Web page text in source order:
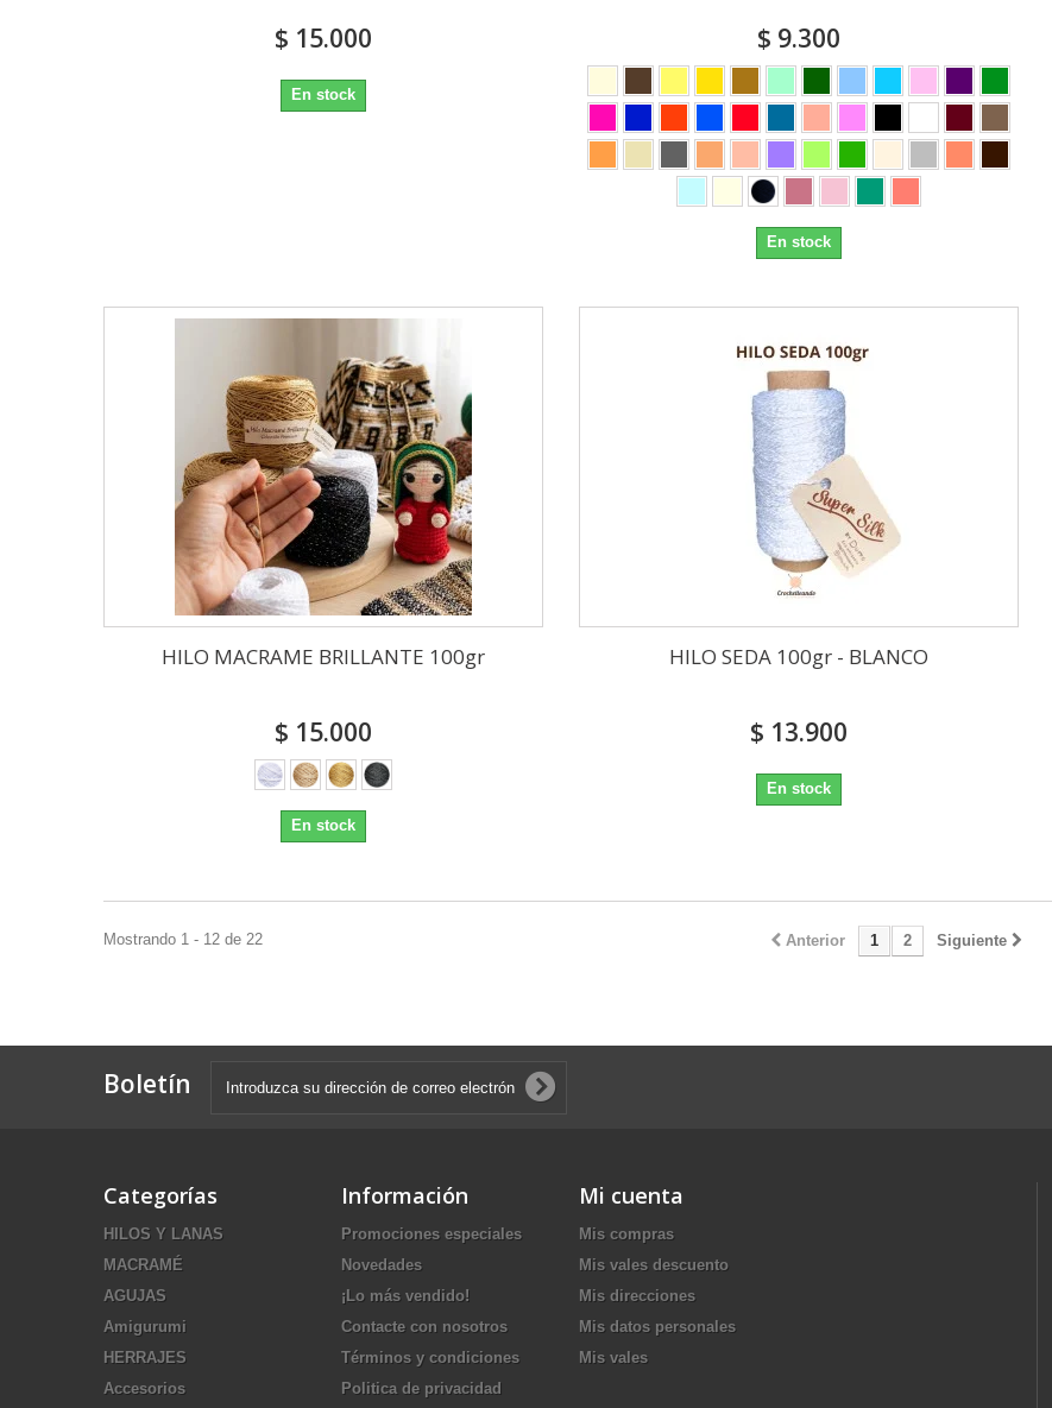
$ 15.000
En stock
$ 9.300
En stock
HILO MACRAME BRILLANTE 100gr
$ 15.000
En stock
HILO SEDA 100gr - BLANCO
$ 13.900
En stock
Anterior 1 2 Siguiente
Mostrando 1 - 12 de 22
Boletín
Categorías
HILOS Y LANAS
MACRAMÉ
AGUJAS
Amigurumi
HERRAJES
Accesorios
Información
Promociones especiales
Novedades
¡Lo más vendido!
Contacte con nosotros
Términos y condiciones
Politica de privacidad
Mi cuenta
Mis compras
Mis vales descuento
Mis direcciones
Mis datos personales
Mis vales